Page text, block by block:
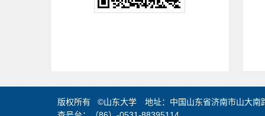
版权所有 ©山东大学 地址：中国山东省济南市山大